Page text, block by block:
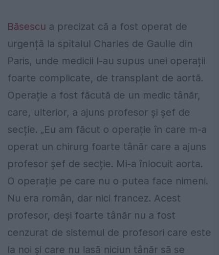
Băsescu a precizat că a fost operat de
urgență la spitalul Charles de Gaulle din
Paris, unde medicii l-au supus unei operații
foarte complicate, de transplant de aortă.
Operație a fost făcută de un medic tânăr,
care, ulterior, a ajuns profesor și șef de
secție. „Eu am făcut o operație în care m-a
operat un chirurg foarte tânăr care a ajuns
profesor șef de secție. Mi-a înlocuit aorta.
O operație pe care nu o putea face nimeni.
Nu era român, dar nici francez. Acest
profesor, deși foarte tânăr nu a fost
cenzurat de sistemul de profesori care este
la noi și care nu lasă niciun tânăr să se